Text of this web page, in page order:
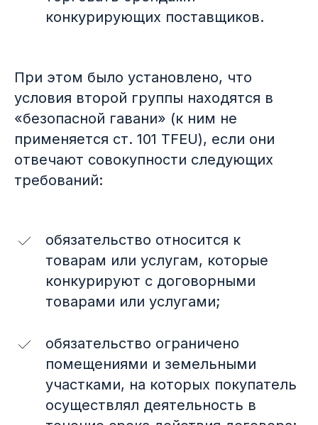
конкурирующих поставщиков.
При этом было установлено, что
условия второй группы находятся в
«безопасной гавани» (к ним не
применяется ст. 101 TFEU), если они
отвечают совокупности следующих
требований:
обязательство относится к
товарам или услугам, которые
конкурируют с договорными
товарами или услугами;
обязательство ограничено
помещениями и земельными
участками, на которых покупатель
осуществлял деятельность в